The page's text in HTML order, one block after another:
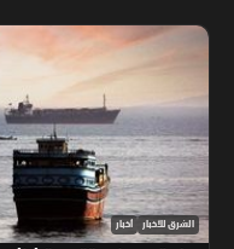
الشرق للأخبار أخبار